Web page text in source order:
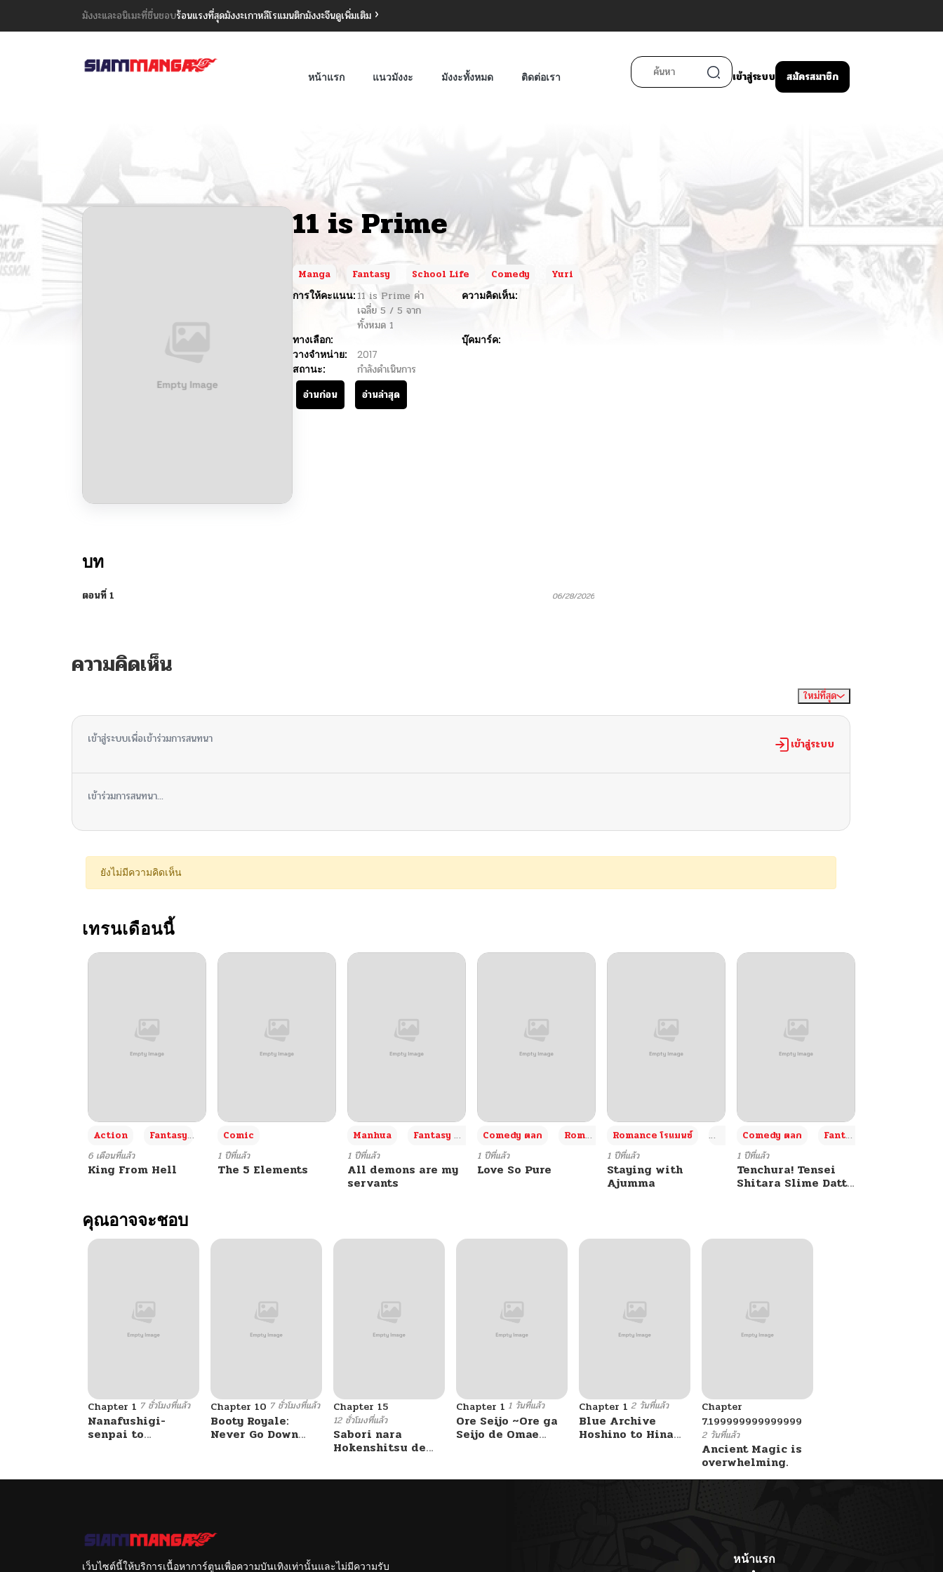
มังงะและอนิเมะที่ชื่นชอบร้อนแรงที่สุดมังงะเกาหลีโรแมนติกมังงะจีนดูเพิ่มเติม
หน้าแรก แนวมังงะ มังงะทั้งหมด ติดต่อเรา เข้าสู่ระบบ สมัครสมาชิก
11 is Prime
Manga Fantasy School Life Comedy
Yuri
การให้คะแนน:11 is Prime ค่า
เฉลี่ย 5 / 5 จาก
ทั้งหมด 1
ความคิดเห็น:
ทางเลือก:
บุ๊คมาร์ค:
วางจำหน่าย:
2017
สถานะ:
กำลังดำเนินการ
อ่านก่อน
อ่านล่าสุด
บท
ตอนที่ 1 06/28/2026
ความคิดเห็น
ใหม่ที่สุด
เข้าสู่ระบบเพื่อเข้าร่วมการสนทนา เข้าสู่ระบบ
เข้าร่วมการสนทนา...
ยังไม่มีความคิดเห็น
เทรนเดือนนี้
Action Fantasy
6 เดือนที่แล้ว
King From Hell
Comic
1 ปีที่แล้ว
The 5 Elements
Manhua Fantasy แฟนตาซี +3
1 ปีที่แล้ว
All demons are my
servants
Comedy ตลก Romance โรแมนซ์ +4
1 ปีที่แล้ว
Love So Pure
Romance โรแมนซ์ Adult ผู้ใหญ่ +4
1 ปีที่แล้ว
Staying with
Ajumma
Comedy ตลก Fantasy แฟนตาซี
1 ปีที่แล้ว
Tenchura! Tensei
Shitara Slime Datta
คุณอาจจะชอบ
Chapter 1 7 ชั่วโมงที่แล้ว
Nanafushigi-
senpai to
Chapter 10 7 ชั่วโมงที่แล้ว
Booty Royale:
Never Go Down
Chapter 15
12 ชั่วโมงที่แล้ว
Sabori nara
Hokenshitsu de
Chapter 1 1 วันที่แล้ว
Ore Seijo ~Ore ga
Seijo de Omae
Chapter 1 2 วันที่แล้ว
Blue Archive
Hoshino to Hina
Chapter
7.199999999999999
2 วันที่แล้ว
Ancient Magic is
overwhelming.
เว็บไซต์นี้ให้บริการเนื้อหาการ์ตูนเพื่อความบันเทิงเท่านั้นและไม่มีความรับ
หน้าแรก